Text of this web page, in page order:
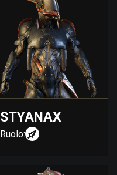
STYANAX
Ruolo: